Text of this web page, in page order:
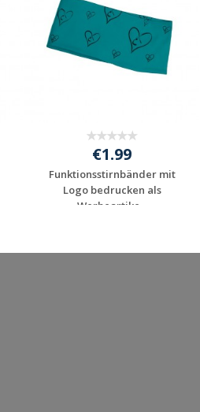
€1.99
Funktionsstirnbänder mit
Logo bedrucken als
Werbeartike...